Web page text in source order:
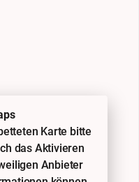
Karte bitte
das Aktivieren
Anbieter